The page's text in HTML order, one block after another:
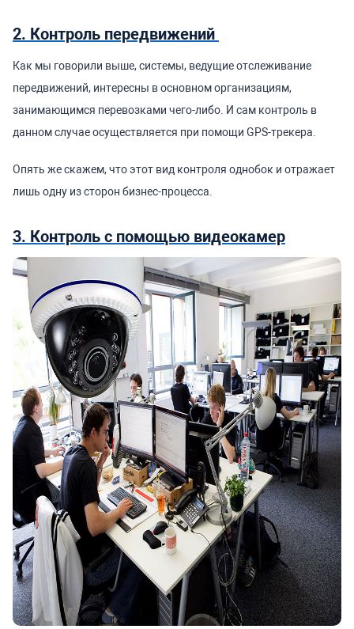
2. Контроль передвижений
Как мы говорили выше, системы, ведущие отслеживание
передвижений, интересны в основном организациям,
занимающимся перевозками чего-либо. И сам контроль в
данном случае осуществляется при помощи GPS-трекера.
Опять же скажем, что этот вид контроля однобок и отражает
лишь одну из сторон бизнес-процесса.
3. Контроль с помощью видеокамер